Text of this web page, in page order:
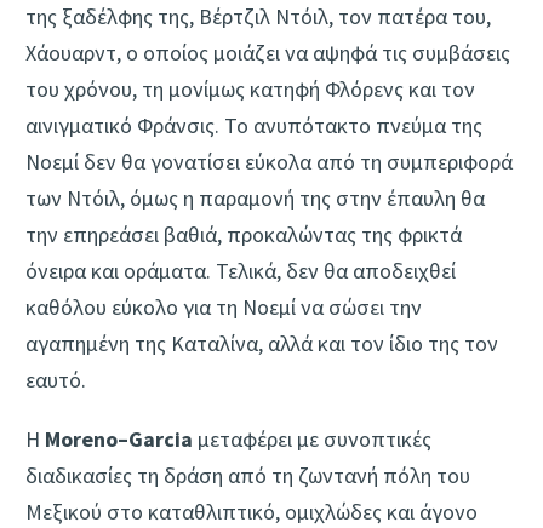
της ξαδέλφης της, Βέρτζιλ Ντόιλ, τον πατέρα του,
Χάουαρντ, ο οποίος μοιάζει να αψηφά τις συμβάσεις
του χρόνου, τη μονίμως κατηφή Φλόρενς και τον
αινιγματικό Φράνσις. Το ανυπότακτο πνεύμα της
Νοεμί δεν θα γονατίσει εύκολα από τη συμπεριφορά
των Ντόιλ, όμως η παραμονή της στην έπαυλη θα
την επηρεάσει βαθιά, προκαλώντας της φρικτά
όνειρα και οράματα. Τελικά, δεν θα αποδειχθεί
καθόλου εύκολο για τη Νοεμί να σώσει την
αγαπημένη της Καταλίνα, αλλά και τον ίδιο της τον
εαυτό.
Η Moreno–Garcia μεταφέρει με συνοπτικές
διαδικασίες τη δράση από τη ζωντανή πόλη του
Μεξικού στο καταθλιπτικό, ομιχλώδες και άγονο